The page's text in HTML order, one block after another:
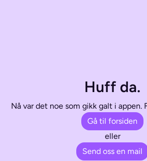
Huff da.
Nå var det noe som gikk galt i appen.
Gå til forsiden
eller
Send oss en mail